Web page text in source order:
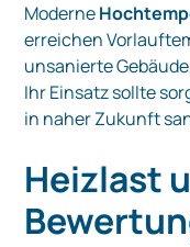
Moderne
erreichen
unsanierte
Ihr Einsatz sollte
in naher Zukunft
Heizlast